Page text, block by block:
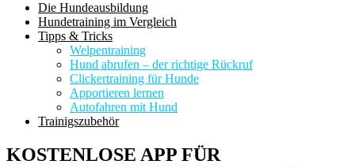
Die Hundeausbildung
Hundetraining im Vergleich
Tipps & Tricks
Welpentraining
Hund abrufen – der richtige Rückruf
Clickertraining für Hunde
Apportieren lernen
Autofahren mit Hund
Trainigszubehör
KOSTENLOSE APP FÜR